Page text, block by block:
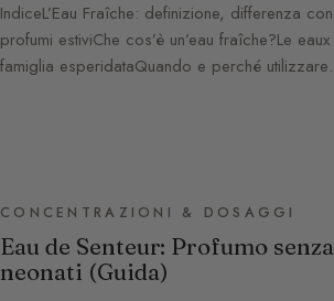
IndiceL’Eau Fraîche: definizione, differenza
profumi estiviChe cos’è un’eau fraîche?Le
famiglia esperidataQuando e perché
CONCENTRAZIONI & DOSAGGI
Eau de Senteur: Profumo
neonati (Guida)